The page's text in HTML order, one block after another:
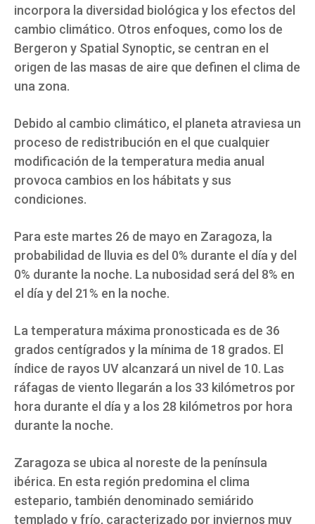
incorpora la diversidad biológica y los efectos del
cambio climático. Otros enfoques, como los de
Bergeron y Spatial Synoptic, se centran en el
origen de las masas de aire que definen el clima de
una zona.
Debido al cambio climático, el planeta atraviesa un
proceso de redistribución en el que cualquier
modificación de la temperatura media anual
provoca cambios en los hábitats y sus
condiciones.
Para este martes 26 de mayo en Zaragoza, la
probabilidad de lluvia es del 0% durante el día y del
0% durante la noche. La nubosidad será del 8% en
el día y del 21% en la noche.
La temperatura máxima pronosticada es de 36
grados centígrados y la mínima de 18 grados. El
índice de rayos UV alcanzará un nivel de 10. Las
ráfagas de viento llegarán a los 33 kilómetros por
hora durante el día y a los 28 kilómetros por hora
durante la noche.
Zaragoza se ubica al noreste de la península
ibérica. En esta región predomina el clima
estepario, también denominado semiárido
templado y frío, caracterizado por inviernos muy